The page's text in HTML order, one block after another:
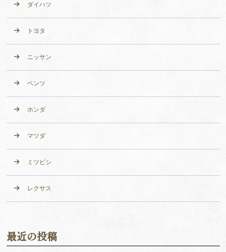
ダイハツ
トヨタ
ニッサン
ベンツ
ホンダ
マツダ
ミツビシ
レクサス
最近の投稿